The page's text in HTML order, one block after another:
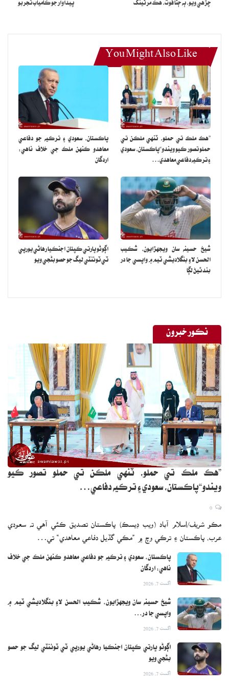
ڪئي وئي آهي.
چڙهي ويو، ٻه ڄڻا فوت، هڪ مرڻينگ
پيداوار جو ڪامياب تجربو
You Might Also Like
”هڪ ملڪ تي حملو، ٽنهي ملڪن تي
حملو تصور ڪيو ويندو“پاڪستان، سعودي
۽ ترڪيه دفاعي معاهدي…
پاڪستان، سعودي ۽ ترڪيه جو دفاعي
معاهدو ڪنهن ملڪ جي خلاف ناهي:
اردگان
شيخ حسينه سان ويجهڙايون، شڪيب
الحسن لاءِ بنگلاديشي ٽيم ۾ واپسي جا در
بند ٿيڻ لڳا
اڳوڻو ڀارتي ڪپتان اجنڪيا رهاڻي يورپي
ٽي ٽوئنٽي ليگ جو حصو بڻجي ويو
نڪور خبرون
”هڪ ملڪ تي حملو، ٽنهي ملڪن تي حملو تصور ڪيو
ويندو“پاڪستان، سعودي ۽ ترڪيه دفاعي…
مڪو شريف/اسلام آباد (ويب ڊيسڪ) پاڪستان تصديق ڪئي آهي ته سعودي
عرب، پاڪستان ۽ ترڪي وچ ۾ ”مڪي گڏيل دفاعي معاهدي“ تي…
پاڪستان، سعودي ۽ ترڪيه جو دفاعي معاهدو ڪنهن ملڪ جي خلاف
ناهي: اردگان
اگست 7, 2026
شيخ حسينه سان ويجهڙايون، شڪيب الحسن لاءِ بنگلاديشي ٽيم ۾
واپسي جا در…
اگست 7, 2026
اڳوڻو ڀارتي ڪپتان اجنڪيا رهاڻي يورپي ٽي ٽوئنٽي ليگ جو حصو
بڻجي ويو
اگست 7, 2026